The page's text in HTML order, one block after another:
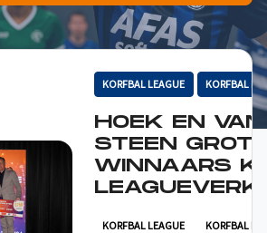
KORFBAL LEAGUE KORFBAL
HOEK EN VAN
STEEN
WINNAARS
KORFBAL LEAGUE KORFBAL